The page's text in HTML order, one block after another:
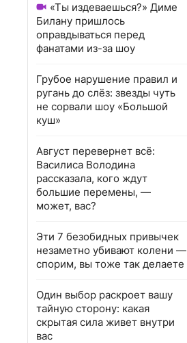
«Ты издеваешься?» Диме
Билану пришлось
оправдываться перед
фанатами из-за шоу
Грубое нарушение правил и
ругань до слёз: звезды чуть
не сорвали шоу «Большой
куш»
Август перевернет всё:
Василиса Володина
рассказала, кого ждут
большие перемены, —
может, вас?
Эти 7 безобидных привычек
незаметно убивают колени —
спорим, вы тоже так делаете
Один выбор раскроет вашу
тайную сторону: какая
скрытая сила живет внутри
вас